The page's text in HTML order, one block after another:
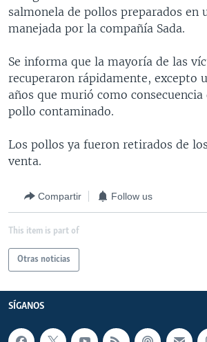
ECUADOR
BRASIL
HONDURAS
MUNDO
ENTRETENIMIENTO Y CULTURA
TECNOLOGÍA
DEPORTES
CIENCIA Y SALUD
UCRANIA
VIDEOS
FOTOGRAFÍA
AUDIOS
PROGRAMAS TV
EL MUNDO AL DÍA
FORO INTERAMERICANO
VISIÓN 360
LAS CLAVES
PANORAMA
RADIO
AVANCE INFORMATIVO
AUDIONOTICIAS
BUENOS DÍAS AMÉRICA
ESTADOS UNIDOS AL DÍA
DEPORTIVO INTERNACIONAL
NOTA ECONÓMICA
DIRECT
DOCUMENTALES DE LA VOA
salmonela de pollos preparados en
manejada por la compañía Sada.
Se informa que la mayoría de las
recuperaron rápidamente, excepto
años que murió como
pollo contaminado.
Los pollos ya fueron retirados de
venta.
Compartir Follow us
This item is part of
Otras noticias
SÍGANOS